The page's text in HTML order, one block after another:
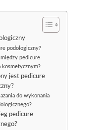
podologiczny?
między pedicure
kosmetycznym?
jest pedicure
do wykonania
pedicure